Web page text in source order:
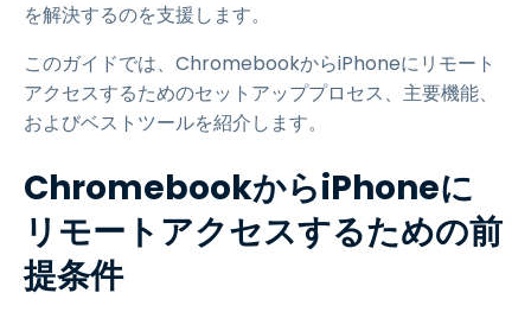
を解決するのを支援します。
このガイドでは、ChromebookからiPhoneにリモート
アクセスするためのセットアッププロセス、主要機能、
およびベストツールを紹介します。
ChromebookからiPhoneに
リモートアクセスするための前
提条件